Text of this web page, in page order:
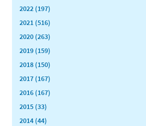
2022 (197)
2021 (516)
2020 (263)
2019 (159)
2018 (150)
2017 (167)
2016 (167)
2015 (33)
2014 (44)